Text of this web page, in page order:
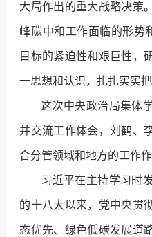
大局作出的重大战略决策
峰碳中和工作面临的形势
目标的紧迫性和艰巨性，
一思想和认识，扎扎实实
这次中央政治局集体学
并交流工作体会，刘鹤、
合分管领域和地方的工作
习近平在主持学习时发
的十八大以来，党中央贯
态优先、绿色低碳发展道